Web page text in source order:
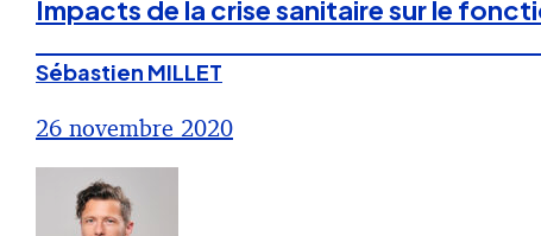
Impacts de la crise sanitaire sur le
Sébastien MILLET
26 novembre 2020